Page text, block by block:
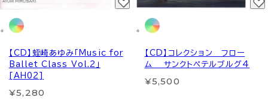
【CD】蛭崎あゆみ「Music for
Ballet Class Vol.2」
[AH02]
¥5,280
【CD】コレクション フロー
ム サンクトペテルブルグ4
¥5,500